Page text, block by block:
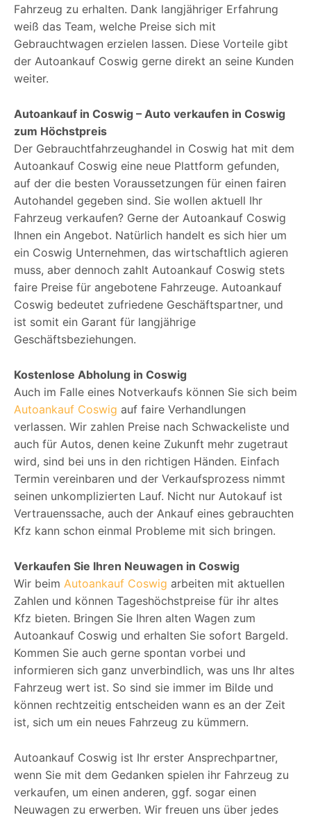
Fahrzeug zu erhalten. Dank langjähriger Erfahrung
weiß das Team, welche Preise sich mit
Gebrauchtwagen erzielen lassen. Diese Vorteile gibt
der Autoankauf Coswig gerne direkt an seine Kunden
weiter.
Autoankauf in Coswig – Auto verkaufen in Coswig
zum Höchstpreis
Der Gebrauchtfahrzeughandel in Coswig hat mit dem
Autoankauf Coswig eine neue Plattform gefunden,
auf der die besten Voraussetzungen für einen fairen
Autohandel gegeben sind. Sie wollen aktuell Ihr
Fahrzeug verkaufen? Gerne der Autoankauf Coswig
Ihnen ein Angebot. Natürlich handelt es sich hier um
ein Coswig Unternehmen, das wirtschaftlich agieren
muss, aber dennoch zahlt Autoankauf Coswig stets
faire Preise für angebotene Fahrzeuge. Autoankauf
Coswig bedeutet zufriedene Geschäftspartner, und
ist somit ein Garant für langjährige
Geschäftsbeziehungen.
Kostenlose Abholung in Coswig
Auch im Falle eines Notverkaufs können Sie sich beim
Autoankauf Coswig auf faire Verhandlungen
verlassen. Wir zahlen Preise nach Schwackeliste und
auch für Autos, denen keine Zukunft mehr zugetraut
wird, sind bei uns in den richtigen Händen. Einfach
Termin vereinbaren und der Verkaufsprozess nimmt
seinen unkomplizierten Lauf. Nicht nur Autokauf ist
Vertrauenssache, auch der Ankauf eines gebrauchten
Kfz kann schon einmal Probleme mit sich bringen.
Verkaufen Sie Ihren Neuwagen in Coswig
Wir beim Autoankauf Coswig arbeiten mit aktuellen
Zahlen und können Tageshöchstpreise für ihr altes
Kfz bieten. Bringen Sie Ihren alten Wagen zum
Autoankauf Coswig und erhalten Sie sofort Bargeld.
Kommen Sie auch gerne spontan vorbei und
informieren sich ganz unverbindlich, was uns Ihr altes
Fahrzeug wert ist. So sind sie immer im Bilde und
können rechtzeitig entscheiden wann es an der Zeit
ist, sich um ein neues Fahrzeug zu kümmern.
Autoankauf Coswig ist Ihr erster Ansprechpartner,
wenn Sie mit dem Gedanken spielen ihr Fahrzeug zu
verkaufen, um einen anderen, ggf. sogar einen
Neuwagen zu erwerben. Wir freuen uns über jedes